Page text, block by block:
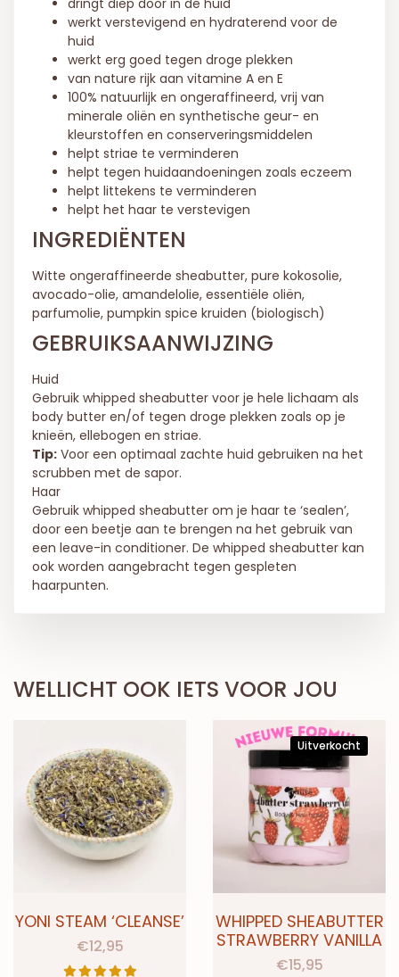
dringt diep door in de huid
werkt verstevigend en hydraterend voor de
huid
werkt erg goed tegen droge plekken
van nature rijk aan vitamine A en E
100% natuurlijk en ongeraffineerd, vrij van
minerale oliën en synthetische geur- en
kleurstoffen en conserveringsmiddelen
helpt striae te verminderen
helpt tegen huidaandoeningen zoals eczeem
helpt littekens te verminderen
helpt het haar te verstevigen
INGREDIËNTEN
Witte ongeraffineerde sheabutter, pure kokosolie,
avocado-olie, amandelolie, essentiële oliën,
parfumolie, pumpkin spice kruiden (biologisch)
GEBRUIKSAANWIJZING
Huid
Gebruik whipped sheabutter voor je hele lichaam als
body butter en/of tegen droge plekken zoals op je
knieën, ellebogen en striae.
Tip: Voor een optimaal zachte huid gebruiken na het
scrubben met de sapor.
Haar
Gebruik whipped sheabutter om je haar te ‘sealen’,
door een beetje aan te brengen na het gebruik van
een leave-in conditioner. De whipped sheabutter kan
ook worden aangebracht tegen gespleten
haarpunten.
WELLICHT OOK IETS VOOR JOU
YONI STEAM ‘CLEANSE’
€12,95
Uitverkocht
WHIPPED SHEABUTTER
STRAWBERRY VANILLA
€15,95